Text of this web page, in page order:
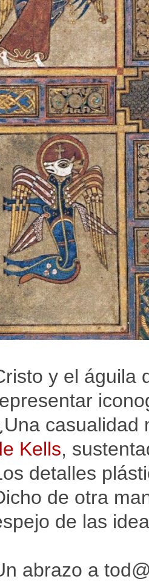
y el águila
casualidad
Kells,
detalles
de otra
de las
abrazo a